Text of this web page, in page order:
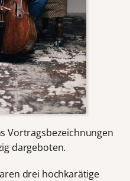
Vortragsbezeichnungen
dargeboten.
drei hochkarätige